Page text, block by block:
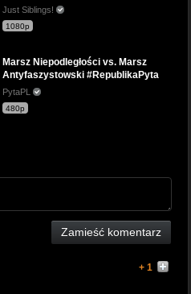
Just Siblings!
1080p
Marsz Niepodległości vs. Marsz
Antyfaszystowski #RepublikaPyta
PytaPL
480p
Zamieść komentarz
+ 1